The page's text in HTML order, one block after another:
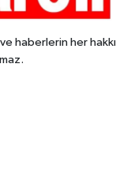
haberlerin her hakkı